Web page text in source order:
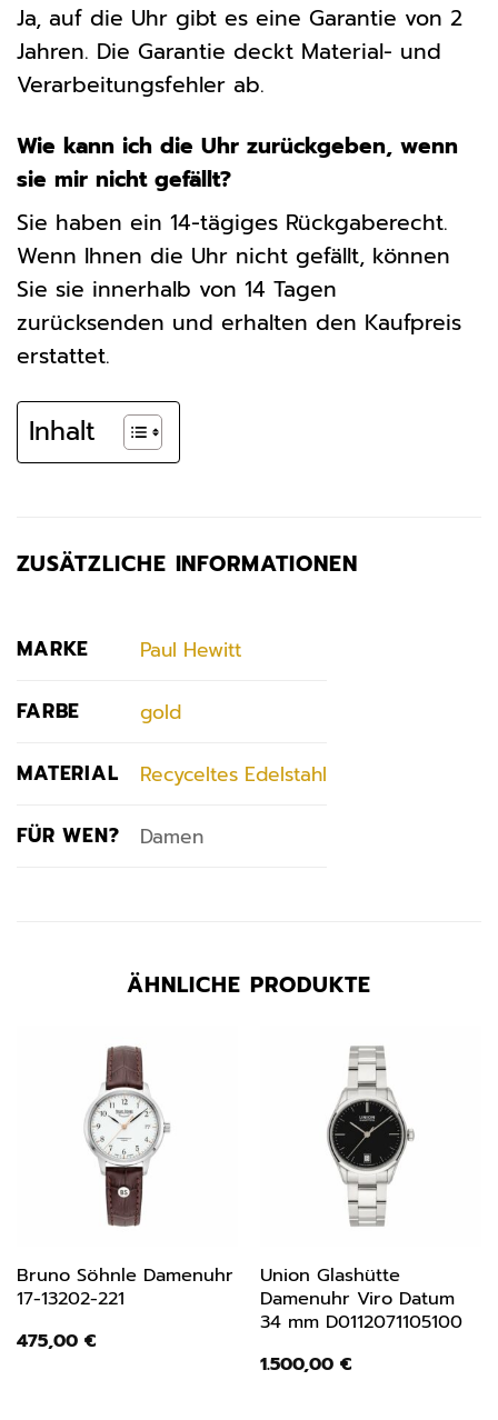
Ja, auf die Uhr gibt es eine Garantie von 2
Jahren. Die Garantie deckt Material- und
Verarbeitungsfehler ab.
Wie kann ich die Uhr zurückgeben, wenn
sie mir nicht gefällt?
Sie haben ein 14-tägiges Rückgaberecht.
Wenn Ihnen die Uhr nicht gefällt, können
Sie sie innerhalb von 14 Tagen
zurücksenden und erhalten den Kaufpreis
erstattet.
Inhalt
ZUSÄTZLICHE INFORMATIONEN
MARKE Paul Hewitt
FARBE gold
MATERIAL Recyceltes Edelstahl
FÜR WEN? Damen
ÄHNLICHE PRODUKTE
Bruno Söhnle Damenuhr
17-13202-221
475,00 €
Union Glashütte
Damenuhr Viro Datum
34 mm D0112071105100
1.500,00 €